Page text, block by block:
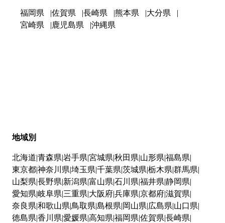
福岡県 佐賀県 長崎県 熊本県
大分県
宮崎県
鹿児島県 沖縄県
地域別
北海道 青森県 岩手県 宮城県 秋田県 山形県 福島県
東京都神奈川県 埼玉県 千葉県 茨城県 栃木県 群馬県
山梨県 長野県 新潟県 富山県 石川県 福井県 静岡県
愛知県 岐阜県 三重県 大阪府兵庫県 京都府滋賀県
奈良県 和歌山県 鳥取県 島根県 岡山県 広島県 山口県
徳島県 香川県 愛媛県 高知県 福岡県 佐賀県 長崎県